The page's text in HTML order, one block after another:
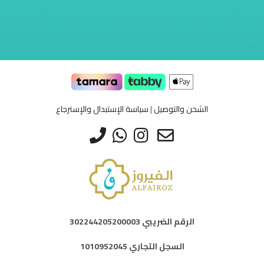
الشحن والتوصيل|سياسة الإستبدال والإسترجاع
الرقم الضريبي 302244205200003
السجل التجاري 1010952045